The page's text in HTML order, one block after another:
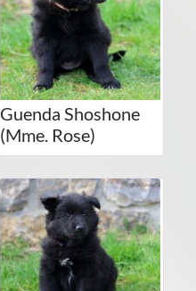
Guenda Shoshone
(Mme. Rose)